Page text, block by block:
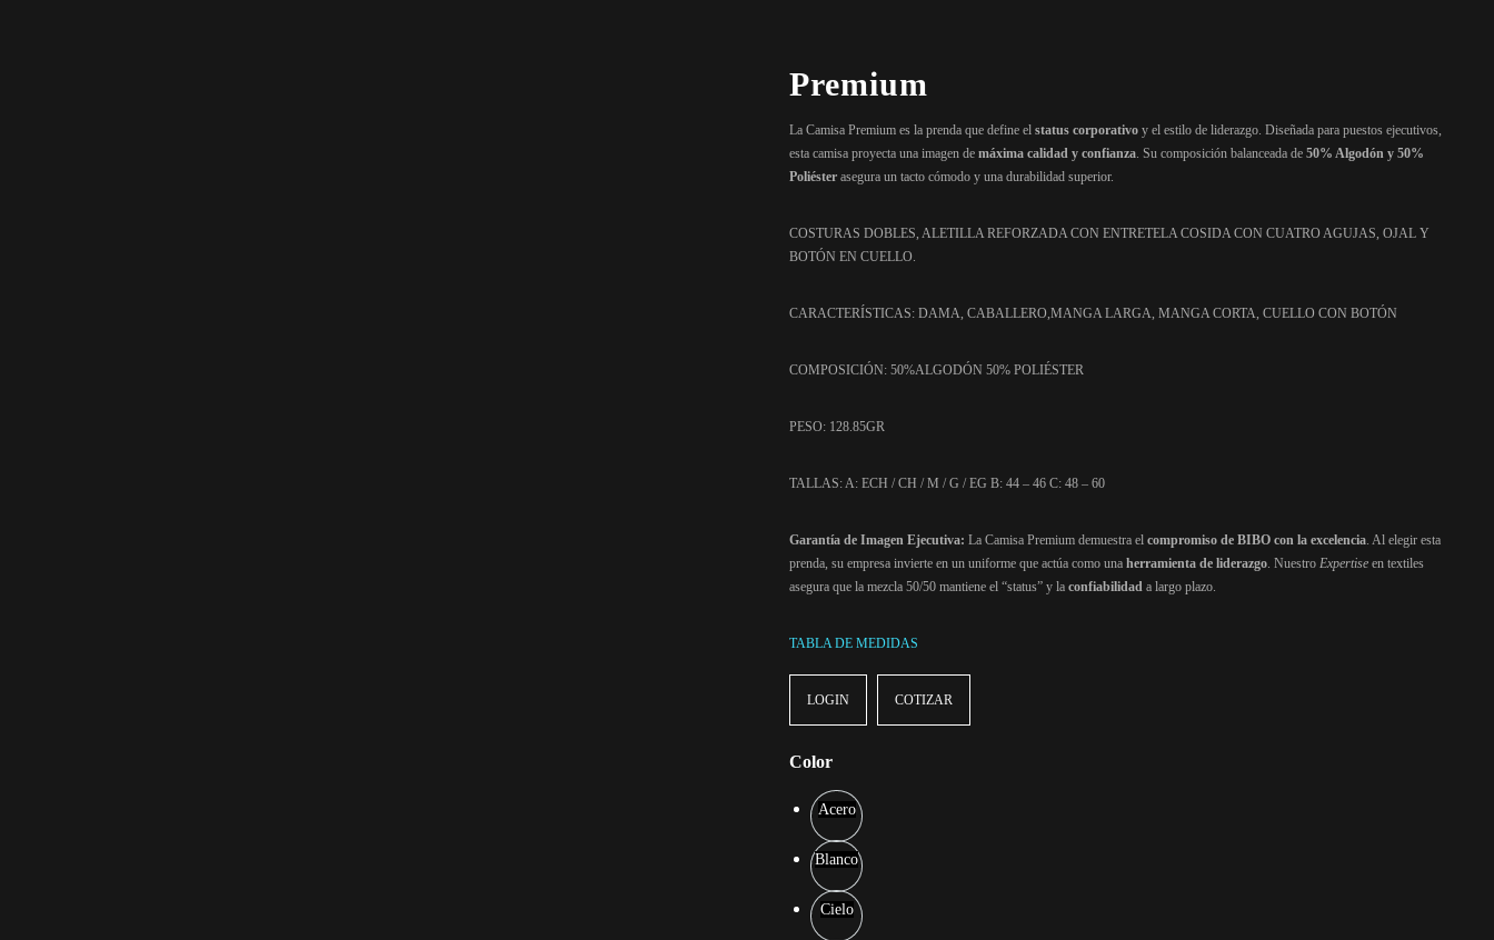
Premium
La Camisa Premium es la prenda que define elstatus corporativo y el estilo de liderazgo. Diseñada para puestos ejecutivos,
esta camisa proyecta una imagen demáxima calidad y confianza. Su composición balanceada de50% Algodón y 50%
Poliéster asegura un tacto cómodo y una durabilidad superior.
COSTURAS DOBLES, ALETILLA REFORZADA CON ENTRETELA COSIDA CON CUATRO AGUJAS, OJAL Y
BOTÓN EN CUELLO.
CARACTERÍSTICAS: DAMA, CABALLERO,MANGA LARGA, MANGA CORTA, CUELLO CON BOTÓN
COMPOSICIÓN: 50%ALGODÓN 50% POLIÉSTER
PESO: 128.85GR
TALLAS: A: ECH / CH / M / G / EG B: 44 – 46 C: 48 – 60
Garantía de Imagen Ejecutiva: La Camisa Premium demuestra elcompromiso de BIBO con la excelencia. Al elegir esta
prenda, su empresa invierte en un uniforme que actúa como unaherramienta de liderazgo. NuestroExpertise en textiles
asegura que la mezcla 50/50 mantiene el “status” y laconfiabilidad a largo plazo.
TABLA DE MEDIDAS
LOGIN COTIZAR
Color
Acero
Blanco
Cielo